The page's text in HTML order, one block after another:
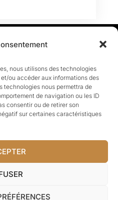
nous utilisons des technologies
ou accéder aux informations des
technologies nous permettra de
de navigation ou les ID
consentir ou de retirer son
sur certaines caractéristiques
c’est l’histoire de
qui aiment rapporter ce qui leur
!
Culture
Sport